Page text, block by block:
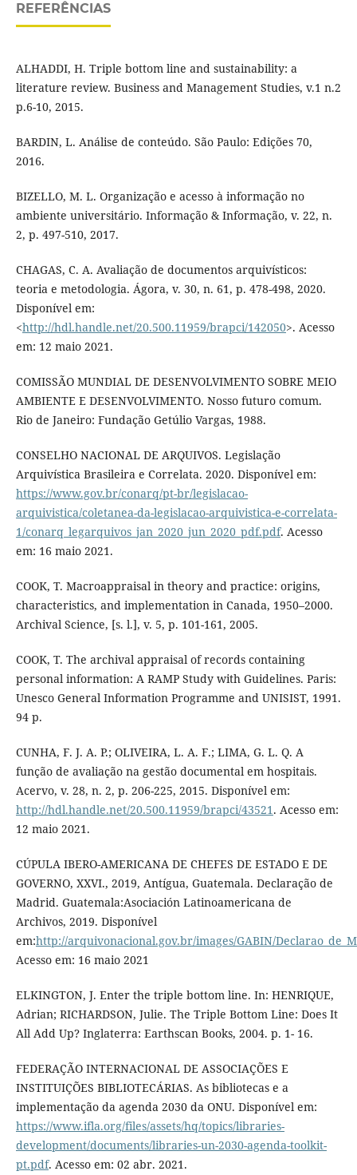
REFERÊNCIAS
ALHADDI, H. Triple bottom line and sustainability: a
literature review. Business and Management Studies, v.1 n.2
p.6-10, 2015.
BARDIN, L. Análise de conteúdo. São Paulo: Edições 70,
2016.
BIZELLO, M. L. Organização e acesso à informação no
ambiente universitário. Informação & Informação, v. 22, n.
2, p. 497-510, 2017.
CHAGAS, C. A. Avaliação de documentos arquivísticos:
teoria e metodologia. Ágora, v. 30, n. 61, p. 478-498, 2020.
Disponível em:
<http://hdl.handle.net/20.500.11959/brapci/142050>. Acesso
em: 12 maio 2021.
COMISSÃO MUNDIAL DE DESENVOLVIMENTO SOBRE MEIO
AMBIENTE E DESENVOLVIMENTO. Nosso futuro comum.
Rio de Janeiro: Fundação Getúlio Vargas, 1988.
CONSELHO NACIONAL DE ARQUIVOS. Legislação
Arquivística Brasileira e Correlata. 2020. Disponível em:
https://www.gov.br/conarq/pt-br/legislacao-
arquivistica/coletanea-da-legislacao-arquivistica-e-correlata-
1/conarq_legarquivos_jan_2020_jun_2020_pdf.pdf. Acesso
em: 16 maio 2021.
COOK, T. Macroappraisal in theory and practice: origins,
characteristics, and implementation in Canada, 1950–2000.
Archival Science, [s. l.], v. 5, p. 101-161, 2005.
COOK, T. The archival appraisal of records containing
personal information: A RAMP Study with Guidelines. Paris:
Unesco General Information Programme and UNISIST, 1991.
94 p.
CUNHA, F. J. A. P.; OLIVEIRA, L. A. F.; LIMA, G. L. Q. A
função de avaliação na gestão documental em hospitais.
Acervo, v. 28, n. 2, p. 206-225, 2015. Disponível em:
http://hdl.handle.net/20.500.11959/brapci/43521. Acesso em:
12 maio 2021.
CÚPULA IBERO-AMERICANA DE CHEFES DE ESTADO E DE
GOVERNO, XXVI., 2019, Antígua, Guatemala. Declaração de
Madrid. Guatemala:Asociación Latinoamericana de
Archivos, 2019. Disponível
em:http://arquivonacional.gov.br/images/GABIN/
Acesso em: 16 maio 2021
ELKINGTON, J. Enter the triple bottom line. In: HENRIQUE,
Adrian; RICHARDSON, Julie. The Triple Bottom Line: Does It
All Add Up? Inglaterra: Earthscan Books, 2004. p. 1- 16.
FEDERAÇÃO INTERNACIONAL DE ASSOCIAÇÕES E
INSTITUIÇÕES BIBLIOTECÁRIAS. As bibliotecas e a
implementação da agenda 2030 da ONU. Disponível em:
https://www.ifla.org/files/assets/hq/topics/libraries-
development/documents/libraries-un-2030-agenda-toolkit-
pt.pdf. Acesso em: 02 abr. 2021.